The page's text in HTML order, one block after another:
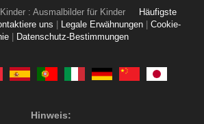
: Ausmalbilder für Kinder
Häufigste
uns Legale Erwähnungen
Cookie-
Datenschutz-Bestimmungen
Hinweis: